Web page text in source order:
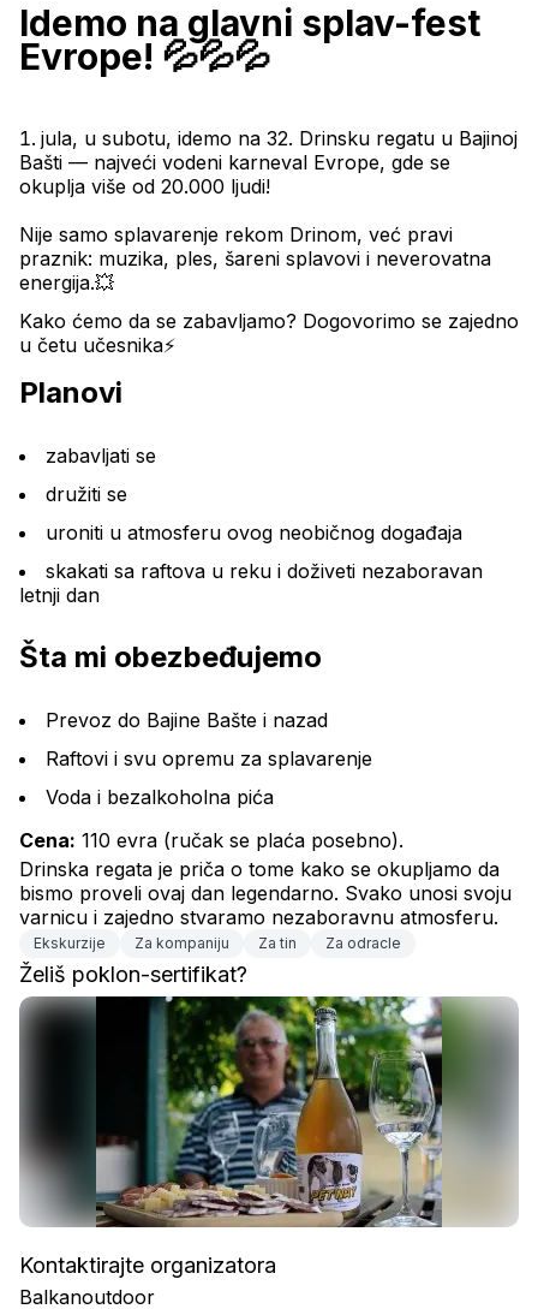
Idemo na glavni splav-fest
Evrope! 💦💦💦
jula, u subotu, idemo na 32. Drinsku regatu u Bajinoj
Bašti — najveći vodeni karneval Evrope, gde se
okuplja više od 20.000 ljudi!
Nije samo splavarenje rekom Drinom, već pravi
praznik: muzika, ples, šareni splavovi i neverovatna
energija.💥
Kako ćemo da se zabavljamo? Dogovorimo se zajedno
u četu učesnika⚡️
Planovi
zabavljati se
družiti se
uroniti u atmosferu ovog neobičnog događaja
skakati sa raftova u reku i doživeti nezaboravan
letnji dan
Šta mi obezbeđujemo
Prevoz do Bajine Bašte i nazad
Raftovi i svu opremu za splavarenje
Voda i bezalkoholna pića
Cena: 110 evra (ručak se plaća posebno).
Drinska regata je priča o tome kako se okupljamo da
bismo proveli ovaj dan legendarno. Svako unosi svoju
varnicu i zajedno stvaramo nezaboravnu atmosferu.
Ekskurzije Za kompaniju Za tin Za odracle
Želiš poklon-sertifikat?
Kontaktirajte organizatora
Balkanoutdoor